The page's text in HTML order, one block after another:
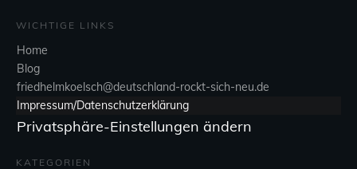
WICHTIGE LINKS
Home
Blog
friedhelmkoelsch@deutschland-rockt-sich-neu.de
Impressum/Datenschutzerklärung
Privatsphäre-Einstellungen ändern
KATEGORIEN